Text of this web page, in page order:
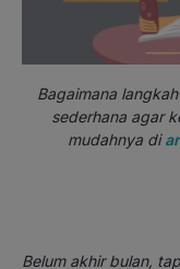
Bagaimana
sederhana agar
mudahnya di
Belum akhir bulan,